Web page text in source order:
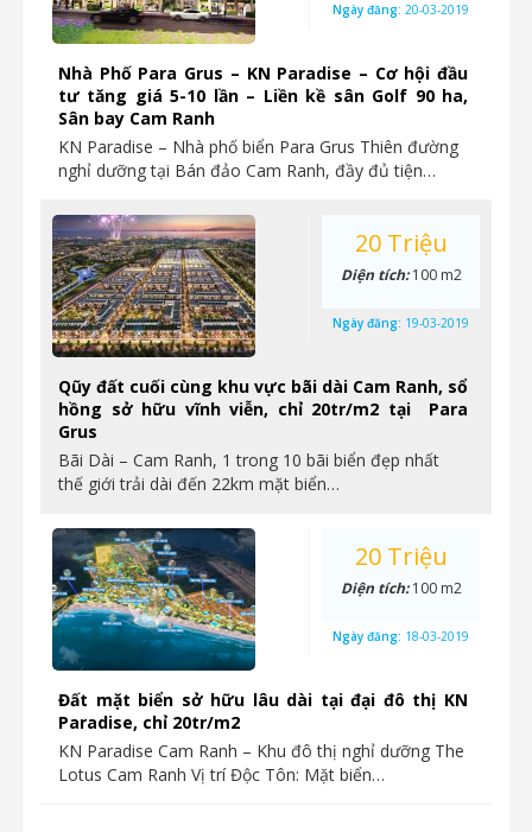
Nhà Phố Para Grus – KN Paradise – Cơ hội đầu
tư tăng giá 5-10 lần – Liền kề sân Golf 90 ha,
Sân bay Cam Ranh
KN Paradise – Nhà phố biển Para Grus Thiên đường
nghỉ dưỡng tại Bán đảo Cam Ranh, đầy đủ tiện…
Ngày đăng: 20-03-2019
Qũy đất cuối cùng khu vực bãi dài Cam Ranh, sổ
hồng sở hữu vĩnh viễn, chỉ 20tr/m2 tại Para
Grus
Bãi Dài – Cam Ranh, 1 trong 10 bãi biển đẹp nhất
thế giới trải dài đến 22km mặt biển…
20 Triệu
Diện tích:100 m2
Ngày đăng: 19-03-2019
Đất mặt biển sở hữu lâu dài tại đại đô thị KN
Paradise, chỉ 20tr/m2
KN Paradise Cam Ranh – Khu đô thị nghỉ dưỡng The
Lotus Cam Ranh Vị trí Độc Tôn: Mặt biển…
20 Triệu
Diện tích:100 m2
Ngày đăng: 18-03-2019